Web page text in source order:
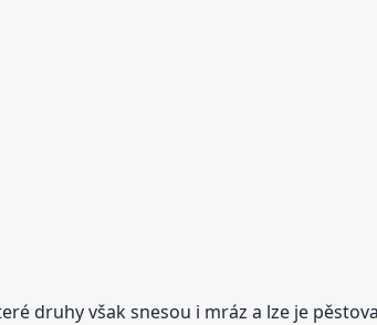
druhy však snesou i mráz a lze je